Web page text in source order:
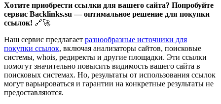
Хотите приобрести ссылки для вашего сайта? Попробуйте
сервис Backlinks.su — оптимальное решение для покупки
ссылок! 🔗🚀
Наш сервис предлагает разнообразные источники для
покупки ссылок, включая анализаторы сайтов, поисковые
системы, whois, редиректы и другие площадки. Эти ссылки
помогут значительно повысить видимость вашего сайта в
поисковых системах. Но, результаты от использования ссылок
могут варьироваться и гарантии на конкретные результаты не
предоставляются.